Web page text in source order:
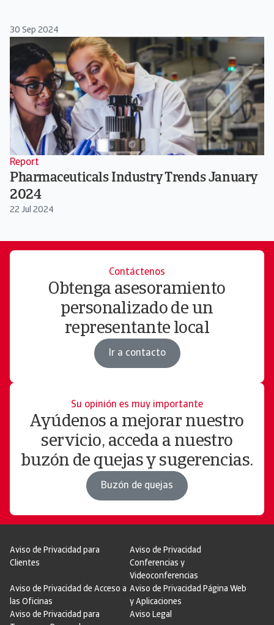
30 Sep 2024
Report
Pharmaceuticals Industry Trends January
2024
22 Jul 2024
Contáctenos
Obtenga asesoramiento
personalizado de un
representante local​
Ir a contacto
Su opinión es muy importante
Ayúdenos a mejorar nuestro
servicio, acceda a nuestro
buzón de quejas y sugerencias.
Buzón de quejas
Aviso de Privacidad para
Clientes
Aviso de Privacidad
Conferencias y
Videoconferencias
Aviso de Privacidad de Acceso a
las Oficinas
Aviso de Privacidad Página Web
y Aplicaciones
Aviso de Privacidad para
Aviso Legal